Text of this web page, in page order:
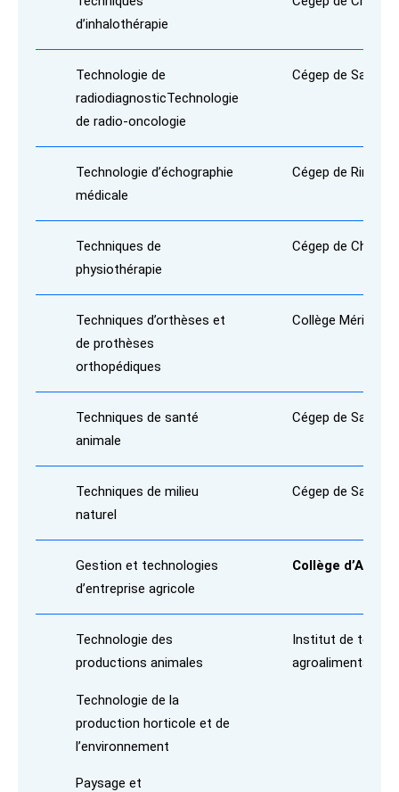
d’inhalothérapie
Technologie de
radiodiagnosticTechnologie
de radio-oncologie
Cégep de Sainte-
Technologie d’échographie
médicale
Cégep de
Techniques de
physiothérapie
Cégep de
Techniques d’orthèses et
de prothèses
orthopédiques
Collège Mérici
Techniques de santé
animale
Cégep de Saint-
Techniques de milieu
naturel
Cégep de Saint-
Gestion et technologies
d’entreprise agricole
Collège d’Alma
Technologie des
productions animales
Technologie de la
production horticole et de
l’environnement
Paysage et
Institut de
agroalimentaire